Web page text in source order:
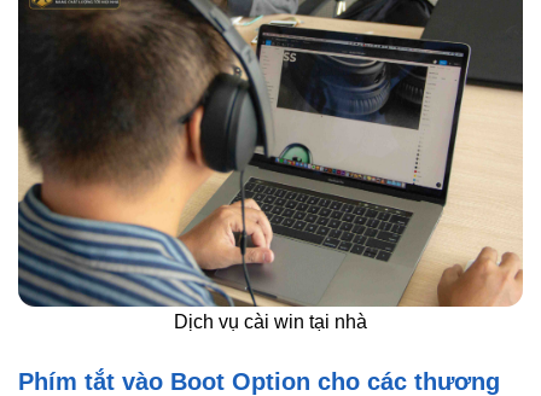
Dịch vụ cài win tại nhà
Phím tắt vào Boot Option cho các thương